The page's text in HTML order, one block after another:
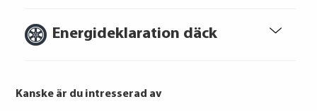
Energideklaration däck
Kanske är du intresserad av